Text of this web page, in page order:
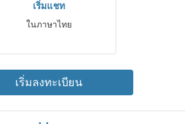
เริ่มแชท
ในภาษาไทย
เริ่มลงทะเบียน